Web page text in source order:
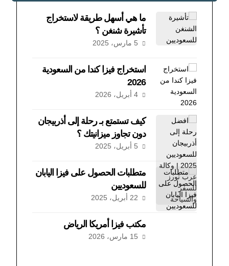
ما هي أسهل طريقة لاستخراج
تأشيرة شنغن ؟
5 مارس، 2025
استخراج فيزا كندا من السعودية
2026
4 أبريل، 2026
كيف تستمتع بـ رحلة إلى أذربيجان
دون تجاوز ميزانيتك ؟
5 أبريل، 2025
متطلبات الحصول على فيزا اليابان
للسعوديين
22 أبريل، 2025
مكتب فيزا أمريكا الرياض
15 مارس، 2026